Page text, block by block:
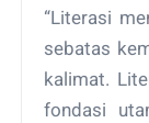
“Literasi
sebatas
kalimat.
fondasi